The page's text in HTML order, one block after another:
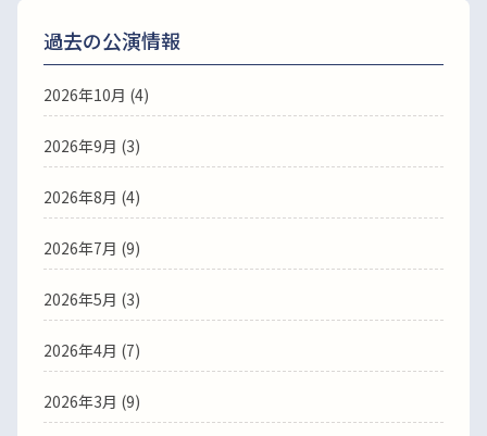
過去の公演情報
2026年10月 (4)
2026年9月 (3)
2026年8月 (4)
2026年7月 (9)
2026年5月 (3)
2026年4月 (7)
2026年3月 (9)